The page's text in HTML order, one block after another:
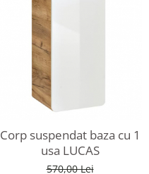
Corp suspendat baza cu 1
usa LUCAS
570,00 Lei